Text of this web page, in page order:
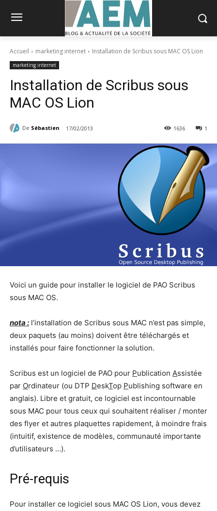
Accueil marketing internet Installation de Scribus sous MAC OS Lion
marketing internet
Installation de Scribus sous
MAC OS Lion
De Sébastien 17/02/2013 1
1636
Voici un guide pour installer le logiciel de PAO Scribus
sous MAC OS.
nota : l’installation de Scribus sous MAC n’est pas simple,
deux paquets (au moins) doivent être téléchargés et
installés pour faire fonctionner la solution.
Scribus est un logiciel de PAO pour Publication Assistée
par Ordinateur (ou DTP DeskTop Publishing software en
anglais). Libre et gratuit, ce logiciel est incontournable
sous MAC pour tous ceux qui souhaitent réaliser / monter
des flyer et autres plaquettes rapidement, à moindre frais
(intuitif, existence de modèles, communauté importante
d’utilisateurs …).
Pré-requis
Pour installer ce logiciel sous MAC OS Lion, vous devez